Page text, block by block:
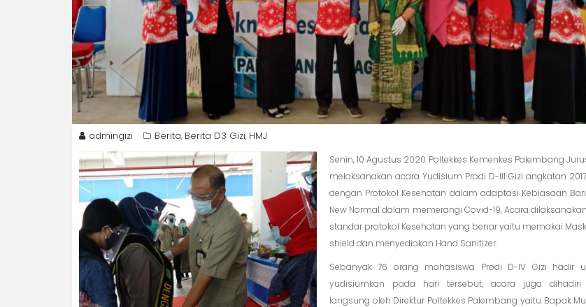
admingizi Berita, Berita D3 Gizi, HMJ
Senin, 10 Agustus 2020 Poltekkes Kemenkes Palembang
melaksanakan acara Yudisium Prodi D-III Gizi angkatan
dengan Protokol Kesehatan dalam adaptasi Kebiasaan
New Normal dalam memerangi Covid-19, Acara
standar protokol Kesehatan yang benar yaitu memakai
shield dan menyediakan Hand Sanitizer.
Sebanyak 76 orang mahasiswa Prodi D-IV Gizi hadir
yudisiumkan pada hari tersebut, acara juga dihadiri
langsung oleh Direktur Poltekkes Palembang yaitu Bapak